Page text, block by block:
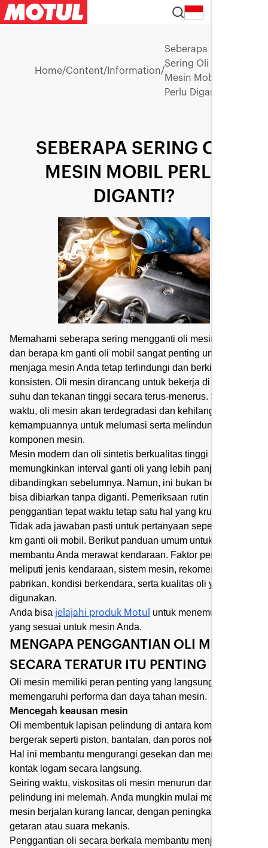
Home/Content/ Information/
Seberapa
Sering Oli
Mesin Mobil
Perlu Diganti?
SEBERAPA SERING OLI
MESIN MOBIL PERLU
DIGANTI?
Memahami seberapa sering mengganti oli mesin
dan berapa km ganti oli mobil sangat penting untuk
menjaga mesin Anda tetap terlindungi dan berkinerja
konsisten. Oli mesin dirancang untuk bekerja di bawah
suhu dan tekanan tinggi secara terus-menerus. Seiring
waktu, oli mesin akan terdegradasi dan kehilangan
kemampuannya untuk melumasi serta melindungi
komponen mesin.
Mesin modern dan oli sintetis berkualitas tinggi
memungkinkan interval ganti oli yang lebih panjang
dibandingkan sebelumnya. Namun, ini bukan berarti oli
bisa dibiarkan tanpa diganti. Pemeriksaan rutin dan
penggantian tepat waktu tetap satu hal yang krusial.
Tidak ada jawaban pasti untuk pertanyaan seperti berapa
km ganti oli mobil. Berikut panduan umum untuk
membantu Anda merawat kendaraan. Faktor penting
meliputi jenis kendaraan, sistem mesin, rekomendasi
pabrikan, kondisi berkendara, serta kualitas oli yang
digunakan.
Anda bisa jelajahi produk Motul
untuk menemukan oli
yang sesuai untuk mesin Anda.
MENGAPA PENGGANTIAN OLI MESIN
SECARA TERATUR ITU PENTING
Oli mesin memiliki peran penting yang langsung
memengaruhi performa dan daya tahan mesin.
Mencegah keausan mesin
Oli membentuk lapisan pelindung di antara komponen
bergerak seperti piston, bantalan, dan poros nok.
Hal ini membantu mengurangi gesekan dan mencegah
kontak logam secara langsung.
Seiring waktu, viskositas oli mesin menurun dan lapisan
pelindung ini melemah. Anda mungkin mulai merasakan
mesin berjalan kurang lancar, dengan peningkatan
getaran atau suara mekanis.
Penggantian oli secara berkala membantu menjaga